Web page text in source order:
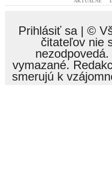
Prihlásiť sa| ©
čitateľov nie
vymazané.
smerujú k